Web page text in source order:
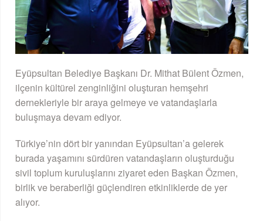
Eyüpsultan Belediye Başkanı Dr. Mithat Bülent Özmen,
ilçenin kültürel zenginliğini oluşturan hemşehri
dernekleriyle bir araya gelmeye ve vatandaşlarla
buluşmaya devam ediyor.
Türkiye’nin dört bir yanından Eyüpsultan’a gelerek
burada yaşamını sürdüren vatandaşların oluşturduğu
sivil toplum kuruluşlarını ziyaret eden Başkan Özmen,
birlik ve beraberliği güçlendiren etkinliklerde de yer
alıyor.